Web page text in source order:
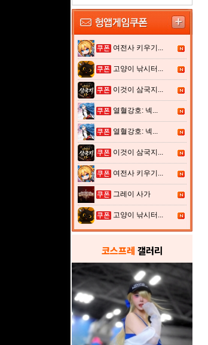
여전사 키우기...
고양이 낚시터...
이것이 삼국지...
열혈강호: 넥...
열혈강호: 넥...
이것이 삼국지...
여전사 키우기...
그레이 사가
고양이 낚시터...
코스프레 갤러리